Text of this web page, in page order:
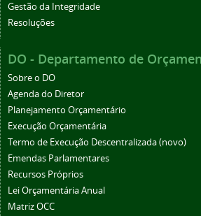
Gestão da Integridade
Resoluções
DO - Departamento de
Sobre o DO
Agenda do Diretor
Planejamento Orçamentário
Execução Orçamentária
Termo de Execução Descentralizada (novo)
Emendas Parlamentares
Recursos Próprios
Lei Orçamentária Anual
Matriz OCC